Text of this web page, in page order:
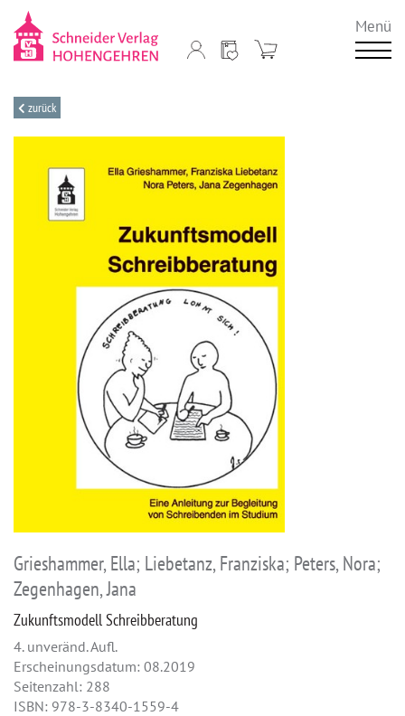
Menü
zurück
Grieshammer, Ella; Liebetanz, Franziska; Peters, Nora;
Zegenhagen, Jana
Zukunftsmodell Schreibberatung
4. unveränd. Aufl.
Erscheinungsdatum: 08.2019
Seitenzahl: 288
ISBN: 978-3-8340-1559-4